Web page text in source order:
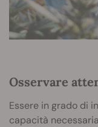
Osservare
Essere in grado di
capacità